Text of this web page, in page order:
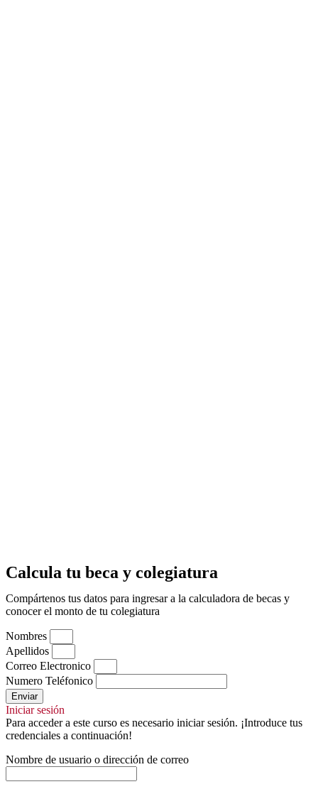
Calcula tu beca y colegiatura
Compártenos tus datos para ingresar a la calculadora de becas y
conocer el monto de tu colegiatura
Nombres
Apellidos
Correo Electronico
Numero Teléfonico
Enviar
Iniciar sesión
Para acceder a este curso es necesario iniciar sesión. ¡Introduce tus
credenciales a continuación!
Nombre de usuario o dirección de correo